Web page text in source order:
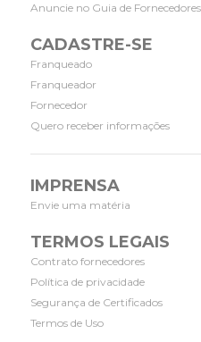
Anuncie no Guia de Fornecedores
CADASTRE-SE
Franqueado
Franqueador
Fornecedor
Quero receber informações
IMPRENSA
Envie uma matéria
TERMOS LEGAIS
Contrato fornecedores
Política de privacidade
Segurança de Certificados
Termos de Uso